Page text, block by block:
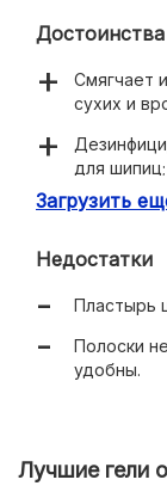
Достоинства
Смягчает
сухих и
для шипиц;
Держится
Загрузить
Недостатки
Пластырь
Полоски
удобны.
Лучшие гели